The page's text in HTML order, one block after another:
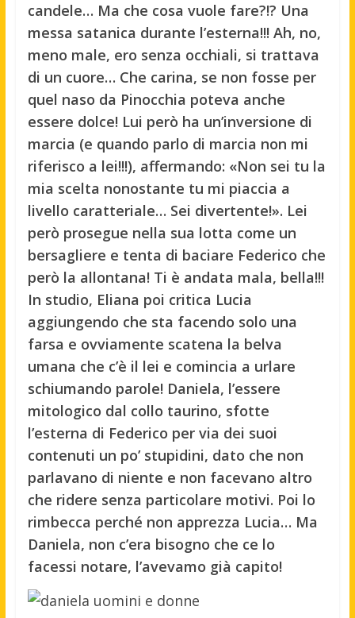
candele… Ma che cosa vuole fare?!? Una
messa satanica durante l’esterna!!! Ah, no,
meno male, ero senza occhiali, si trattava
di un cuore… Che carina, se non fosse per
quel naso da Pinocchia poteva anche
essere dolce! Lui però ha un’inversione di
marcia (e quando parlo di marcia non mi
riferisco a lei!!!), affermando: «Non sei tu la
mia scelta nonostante tu mi piaccia a
livello caratteriale… Sei divertente!». Lei
però prosegue nella sua lotta come un
bersagliere e tenta di baciare Federico che
però la allontana! Ti è andata mala, bella!!!
In studio, Eliana poi critica Lucia
aggiungendo che sta facendo solo una
farsa e ovviamente scatena la belva
umana che c’è il lei e comincia a urlare
schiumando parole! Daniela, l’essere
mitologico dal collo taurino, sfotte
l’esterna di Federico per via dei suoi
contenuti un po’ stupidini, dato che non
parlavano di niente e non facevano altro
che ridere senza particolare motivi. Poi lo
rimbecca perché non apprezza Lucia… Ma
Daniela, non c’era bisogno che ce lo
facessi notare, l’avevamo già capito!